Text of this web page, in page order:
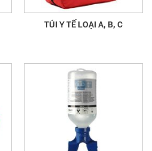
TÚI Y TẾ LOẠI A, B, C